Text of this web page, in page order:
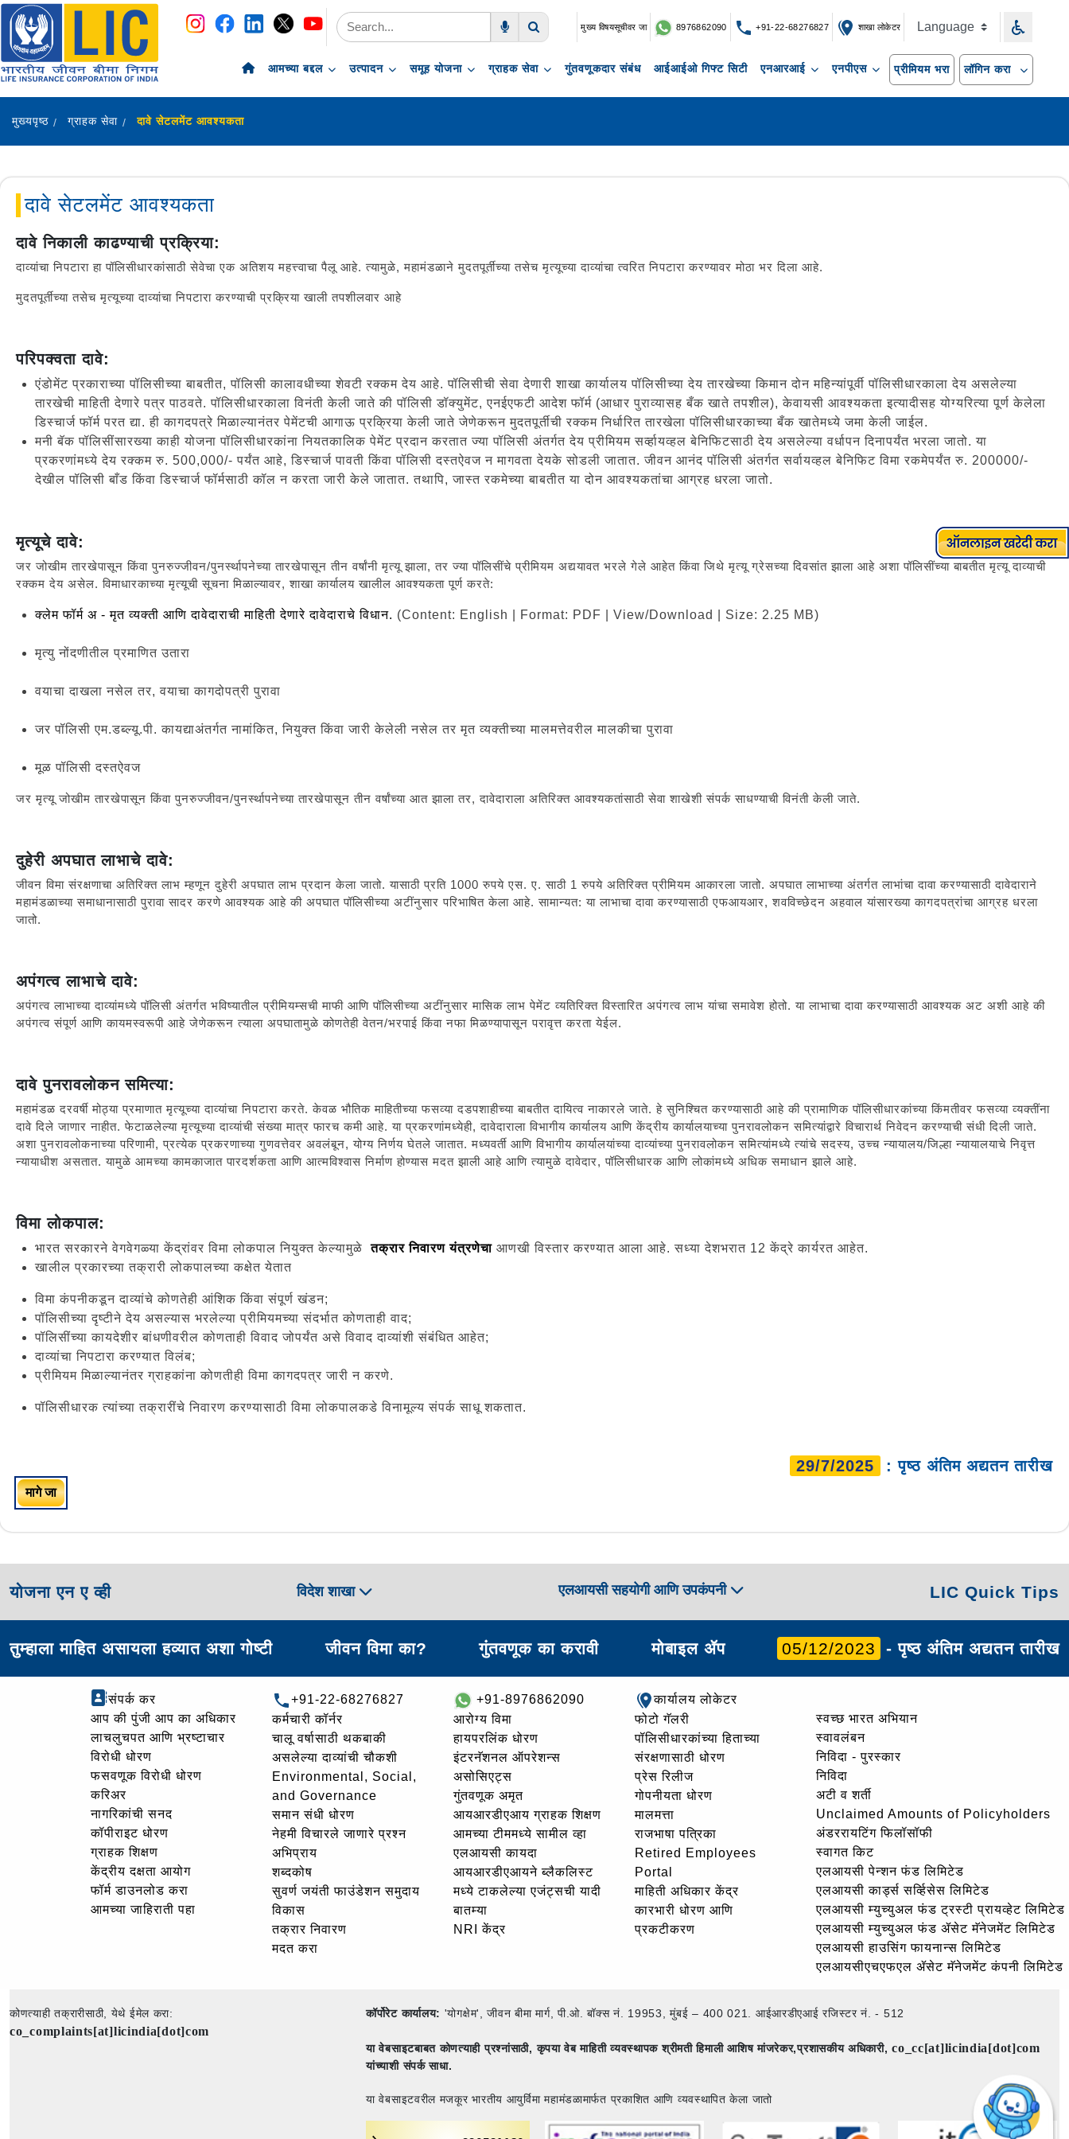
navigation
skip-to-content
मुख्य विषयसूचीवर जा 8976862090 +91-22-68276827 शाखा लोकेटर
आमच्या बद्दल उत्पादन समूह योजना ग्राहक सेवा गुंतवणूकदार संबंध आईआईओ गिफ्ट सिटी एनआरआई एनपीएस प्रीमियम भरा लॉगिन करा
मुख्यपृष्ठ ग्राहक सेवा दावे सेटलमेंट आवश्यकता
दावे सेटलमेंट आवश्यकता
दावे निकाली काढण्याची प्रक्रिया:
दाव्यांचा निपटारा हा पॉलिसीधारकांसाठी सेवेचा एक अतिशय महत्त्वाचा पैलू आहे. त्यामुळे, महामंडळाने मुदतपूर्तीच्या तसेच मृत्यूच्या दाव्यांचा त्वरित निपटारा करण्यावर मोठा भर दिला आहे.
मुदतपूर्तीच्या तसेच मृत्यूच्या दाव्यांचा निपटारा करण्याची प्रक्रिया खाली तपशीलवार आहे
परिपक्वता दावे:
एंडोमेंट प्रकाराच्या पॉलिसीच्या बाबतीत, पॉलिसी कालावधीच्या शेवटी रक्कम देय आहे. पॉलिसीची सेवा देणारी शाखा कार्यालय पॉलिसीच्या देय तारखेच्या किमान दोन महिन्यांपूर्वी पॉलिसीधारकाला देय असलेल्या
तारखेची माहिती देणारे पत्र पाठवते. पॉलिसीधारकाला विनंती केली जाते की पॉलिसी डॉक्युमेंट, एनईएफटी आदेश फॉर्म (आधार पुराव्यासह बँक खाते तपशील), केवायसी आवश्यकता इत्यादीसह योग्यरित्या पूर्ण केलेला
डिस्चार्ज फॉर्म परत द्या. ही कागदपत्रे मिळाल्यानंतर पेमेंटची आगाऊ प्रक्रिया केली जाते जेणेकरून मुदतपूर्तीची रक्कम निर्धारित तारखेला पॉलिसीधारकाच्या बँक खातेमध्ये जमा केली जाईल.
मनी बॅक पॉलिसींसारख्या काही योजना पॉलिसीधारकांना नियतकालिक पेमेंट प्रदान करतात ज्या पॉलिसी अंतर्गत देय प्रीमियम सर्व्हायव्हल बेनिफिटसाठी देय असलेल्या वर्धापन दिनापर्यंत भरला जातो. या
प्रकरणांमध्ये देय रक्कम रु. 500,000/- पर्यंत आहे, डिस्चार्ज पावती किंवा पॉलिसी दस्तऐवज न मागवता देयके सोडली जातात. जीवन आनंद पॉलिसी अंतर्गत सर्वायव्हल बेनिफिट विमा रकमेपर्यंत रु. 200000/-
देखील पॉलिसी बाँड किंवा डिस्चार्ज फॉर्मसाठी कॉल न करता जारी केले जातात. तथापि, जास्त रकमेच्या बाबतीत या दोन आवश्यकतांचा आग्रह धरला जातो.
मृत्यूचे दावे:
जर जोखीम तारखेपासून किंवा पुनरुज्जीवन/पुनर्स्थापनेच्या तारखेपासून तीन वर्षांनी मृत्यू झाला, तर ज्या पॉलिसींचे प्रीमियम अद्ययावत भरले गेले आहेत किंवा जिथे मृत्यू ग्रेसच्या दिवसांत झाला आहे अशा पॉलिसींच्या बाबतीत मृत्यू दाव्याची
रक्कम देय असेल. विमाधारकाच्या मृत्यूची सूचना मिळाल्यावर, शाखा कार्यालय खालील आवश्यकता पूर्ण करते:
क्लेम फॉर्म अ - मृत व्यक्ती आणि दावेदाराची माहिती देणारे दावेदाराचे विधान. (Content: English | Format: PDF | View/Download | Size: 2.25 MB)
मृत्यु नोंदणीतील प्रमाणित उतारा
वयाचा दाखला नसेल तर, वयाचा कागदोपत्री पुरावा
जर पॉलिसी एम.डब्ल्यू.पी. कायद्याअंतर्गत नामांकित, नियुक्त किंवा जारी केलेली नसेल तर मृत व्यक्तीच्या मालमत्तेवरील मालकीचा पुरावा
मूळ पॉलिसी दस्तऐवज
जर मृत्यू जोखीम तारखेपासून किंवा पुनरुज्जीवन/पुनर्स्थापनेच्या तारखेपासून तीन वर्षांच्या आत झाला तर, दावेदाराला अतिरिक्त आवश्यकतांसाठी सेवा शाखेशी संपर्क साधण्याची विनंती केली जाते.
दुहेरी अपघात लाभाचे दावे:
जीवन विमा संरक्षणाचा अतिरिक्त लाभ म्हणून दुहेरी अपघात लाभ प्रदान केला जातो. यासाठी प्रति 1000 रुपये एस. ए. साठी 1 रुपये अतिरिक्त प्रीमियम आकारला जातो. अपघात लाभाच्या अंतर्गत लाभांचा दावा करण्यासाठी दावेदाराने
महामंडळाच्या समाधानासाठी पुरावा सादर करणे आवश्यक आहे की अपघात पॉलिसीच्या अटींनुसार परिभाषित केला आहे. सामान्यत: या लाभाचा दावा करण्यासाठी एफआयआर, शवविच्छेदन अहवाल यांसारख्या कागदपत्रांचा आग्रह धरला
जातो.
अपंगत्व लाभाचे दावे:
अपंगत्व लाभाच्या दाव्यांमध्ये पॉलिसी अंतर्गत भविष्यातील प्रीमियम्सची माफी आणि पॉलिसीच्या अटींनुसार मासिक लाभ पेमेंट व्यतिरिक्त विस्तारित अपंगत्व लाभ यांचा समावेश होतो. या लाभाचा दावा करण्यासाठी आवश्यक अट अशी आहे की
अपंगत्व संपूर्ण आणि कायमस्वरूपी आहे जेणेकरून त्याला अपघातामुळे कोणतेही वेतन/भरपाई किंवा नफा मिळण्यापासून परावृत्त करता येईल.
दावे पुनरावलोकन समित्या:
महामंडळ दरवर्षी मोठ्या प्रमाणात मृत्यूच्या दाव्यांचा निपटारा करते. केवळ भौतिक माहितीच्या फसव्या दडपशाहीच्या बाबतीत दायित्व नाकारले जाते. हे सुनिश्चित करण्यासाठी आहे की प्रामाणिक पॉलिसीधारकांच्या किंमतीवर फसव्या व्यक्तींना
दावे दिले जाणार नाहीत. फेटाळलेल्या मृत्यूच्या दाव्यांची संख्या मात्र फारच कमी आहे. या प्रकरणांमध्येही, दावेदाराला विभागीय कार्यालय आणि केंद्रीय कार्यालयाच्या पुनरावलोकन समित्यांद्वारे विचारार्थ निवेदन करण्याची संधी दिली जाते.
अशा पुनरावलोकनाच्या परिणामी, प्रत्येक प्रकरणाच्या गुणवत्तेवर अवलंबून, योग्य निर्णय घेतले जातात. मध्यवर्ती आणि विभागीय कार्यालयांच्या दाव्यांच्या पुनरावलोकन समित्यांमध्ये त्यांचे सदस्य, उच्च न्यायालय/जिल्हा न्यायालयाचे निवृत्त
न्यायाधीश असतात. यामुळे आमच्या कामकाजात पारदर्शकता आणि आत्मविश्वास निर्माण होण्यास मदत झाली आहे आणि त्यामुळे दावेदार, पॉलिसीधारक आणि लोकांमध्ये अधिक समाधान झाले आहे.
विमा लोकपाल:
भारत सरकारने वेगवेगळ्या केंद्रांवर विमा लोकपाल नियुक्त केल्यामुळेतक्रार निवारण यंत्रणेचा आणखी विस्तार करण्यात आला आहे. सध्या देशभरात 12 केंद्रे कार्यरत आहेत.
खालील प्रकारच्या तक्रारी लोकपालच्या कक्षेत येतात
विमा कंपनीकडून दाव्यांचे कोणतेही आंशिक किंवा संपूर्ण खंडन;
पॉलिसीच्या दृष्टीने देय असल्यास भरलेल्या प्रीमियमच्या संदर्भात कोणताही वाद;
पॉलिसींच्या कायदेशीर बांधणीवरील कोणताही विवाद जोपर्यंत असे विवाद दाव्यांशी संबंधित आहेत;
दाव्यांचा निपटारा करण्यात विलंब;
प्रीमियम मिळाल्यानंतर ग्राहकांना कोणतीही विमा कागदपत्र जारी न करणे.
पॉलिसीधारक त्यांच्या तक्रारींचे निवारण करण्यासाठी विमा लोकपालकडे विनामूल्य संपर्क साधू शकतात.
29/7/2025 : पृष्ठ अंतिम अद्यतन तारीख
मागे जा
योजना एन ए व्ही विदेश शाखा एलआयसी सहयोगी आणि उपकंपनी LIC Quick Tips
तुम्हाला माहित असायला हव्यात अशा गोष्टी जीवन विमा का? गुंतवणूक का करावी मोबाइल ॲप 05/12/2023 - पृष्ठ अंतिम अद्यतन तारीख
संपर्क कर
आप की पुंजी आप का अधिकार
लाचलुचपत आणि भ्रष्टाचार
विरोधी धोरण
फसवणूक विरोधी धोरण
करिअर
नागरिकांची सनद
कॉपीराइट धोरण
ग्राहक शिक्षण
केंद्रीय दक्षता आयोग
फॉर्म डाउनलोड करा
आमच्या जाहिराती पहा
+91-22-68276827
कर्मचारी कॉर्नर
चालू वर्षासाठी थकबाकी
असलेल्या दाव्यांची चौकशी
Environmental, Social,
and Governance
समान संधी धोरण
नेहमी विचारले जाणारे प्रश्न
अभिप्राय
शब्दकोष
सुवर्ण जयंती फाउंडेशन समुदाय
विकास
तक्रार निवारण
मदत करा
+91-8976862090
आरोग्य विमा
हायपरलिंक धोरण
इंटरनॅशनल ऑपरेशन्स
असोसिएट्स
गुंतवणूक अमृत
आयआरडीएआय ग्राहक शिक्षण
आमच्या टीममध्ये सामील व्हा
एलआयसी कायदा
आयआरडीएआयने ब्लैकलिस्ट
मध्ये टाकलेल्या एजंट्सची यादी
बातम्या
NRI केंद्र
कार्यालय लोकेटर
फोटो गॅलरी
पॉलिसीधारकांच्या हिताच्या
संरक्षणासाठी धोरण
प्रेस रिलीज
गोपनीयता धोरण
मालमत्ता
राजभाषा पत्रिका
Retired Employees
Portal
माहिती अधिकार केंद्र
कारभारी धोरण आणि
प्रकटीकरण
स्वच्छ भारत अभियान
स्वावलंबन
निविदा - पुरस्कार
निविदा
अटी व शर्ती
Unclaimed Amounts of Policyholders
अंडररायटिंग फिलॉसॉफी
स्वागत किट
एलआयसी पेन्शन फंड लिमिटेड
एलआयसी कार्ड्स सर्व्हिसेस लिमिटेड
एलआयसी म्युच्युअल फंड ट्रस्टी प्रायव्हेट लिमिटेड
एलआयसी म्युच्युअल फंड ॲसेट मॅनेजमेंट लिमिटेड
एलआयसी हाउसिंग फायनान्स लिमिटेड
एलआयसीएचएफएल ॲसेट मॅनेजमेंट कंपनी लिमिटेड
कोणत्याही तक्रारीसाठी, येथे ईमेल करा:
co_complaints[at]licindia[dot]com
कॉर्पोरेट कार्यालय: 'योगक्षेम', जीवन बीमा मार्ग, पी.ओ. बॉक्स नं. 19953, मुंबई – 400 021. आईआरडीएआई रजिस्टर नं. - 512
या वेबसाइटबाबत कोणत्याही प्रश्नांसाठी, कृपया वेब माहिती व्यवस्थापक श्रीमती हिमाली आशिष मांजरेकर,प्रशासकीय अधिकारी, co_cc[at]licindia[dot]com
यांच्याशी संपर्क साधा.
या वेबसाइटवरील मजकूर भारतीय आयुर्विमा महामंडळामार्फत प्रकाशित आणि व्यवस्थापित केला जातो